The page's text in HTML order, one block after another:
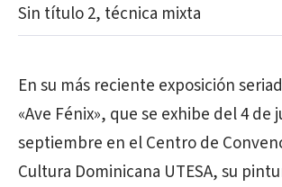
Sin título 2, técnica mixta
En su más reciente exposición
«Ave Fénix», que se exhibe del 4 de
septiembre en el Centro de
Cultura Dominicana UTESA, su